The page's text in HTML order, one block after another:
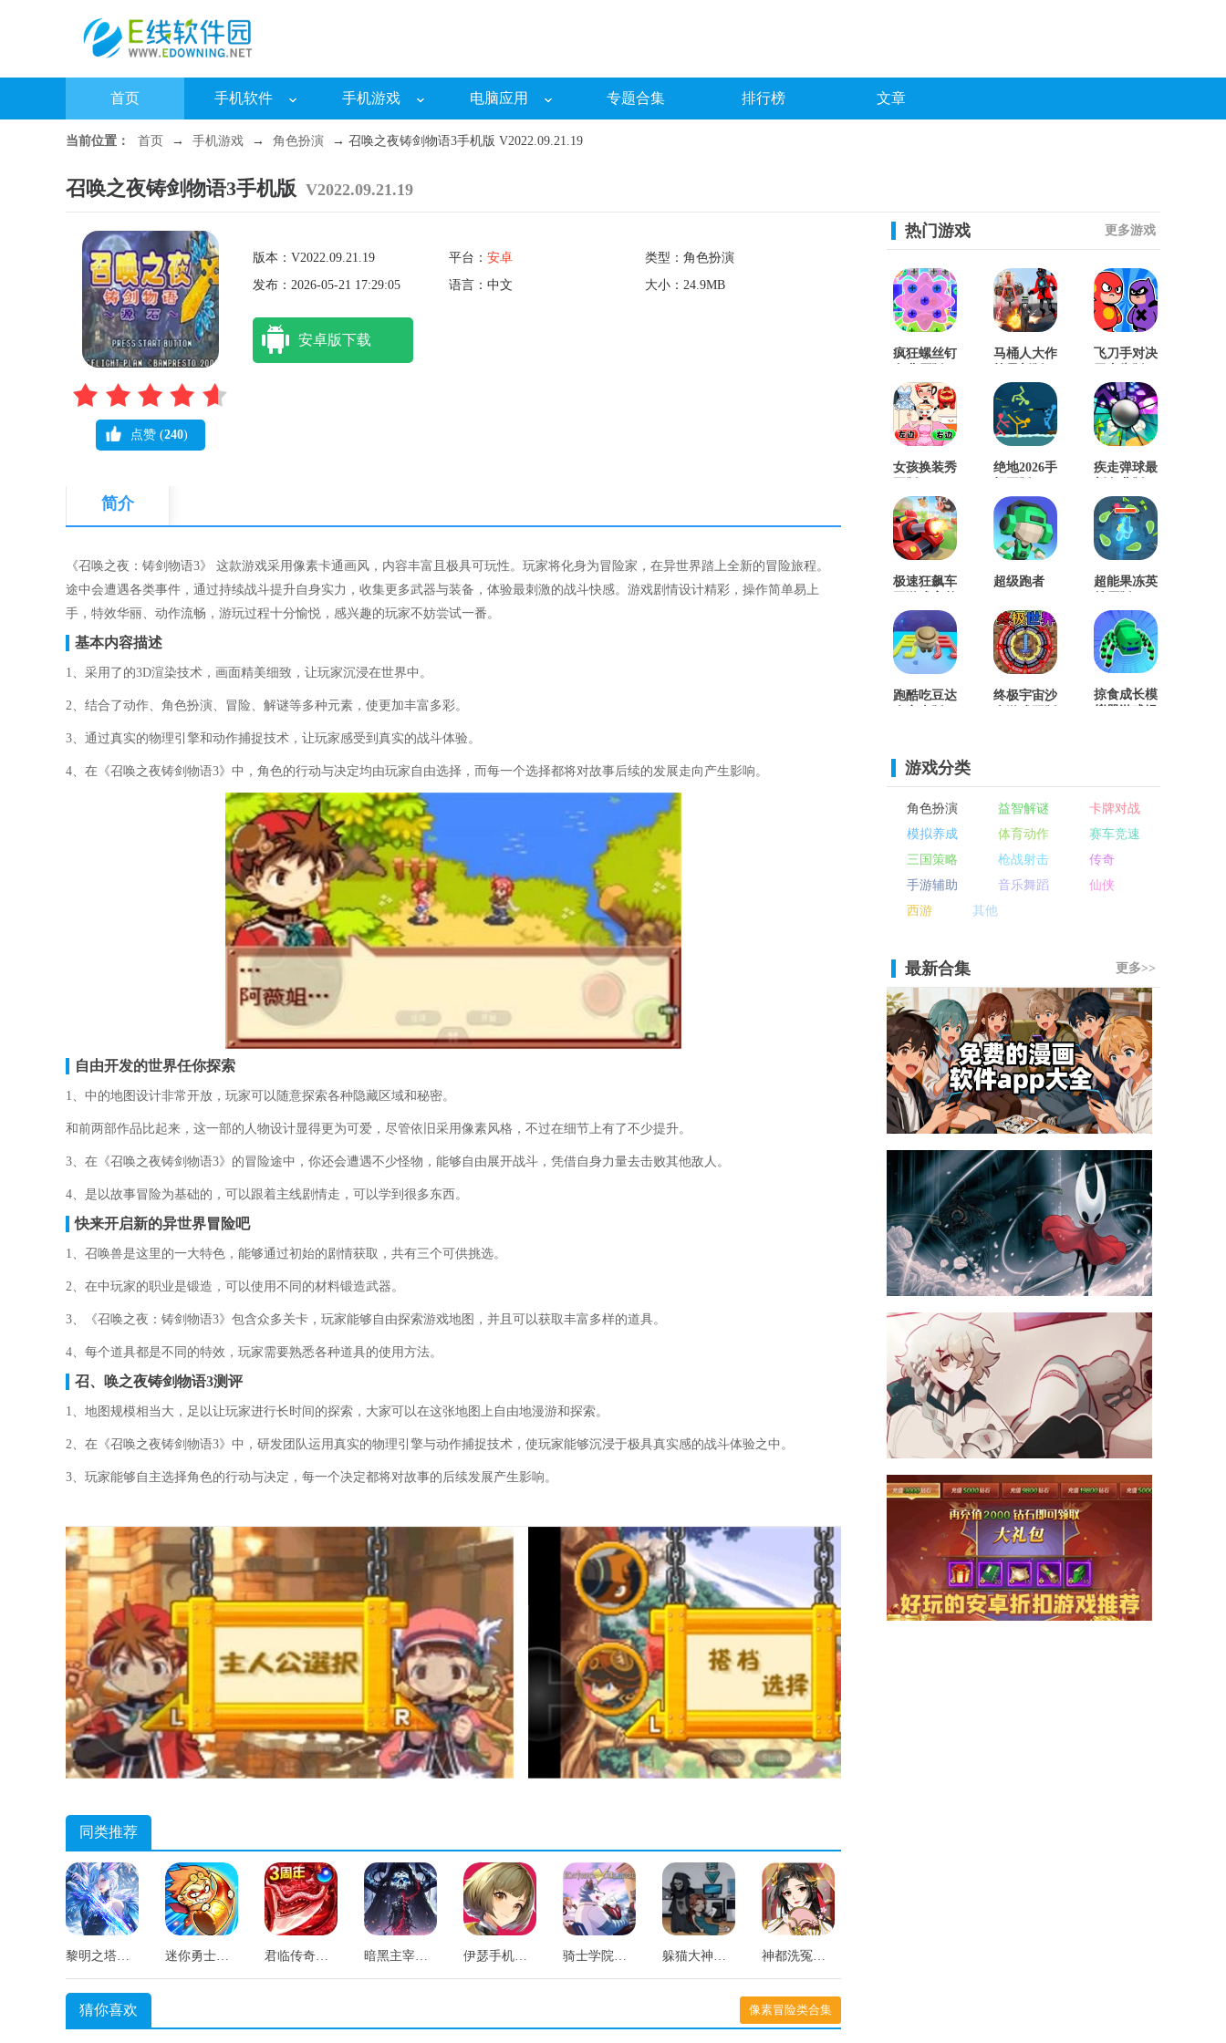
首页 手机软件 手机游戏 电脑应用 专题合集 排行榜 文章
当前位置： 首页 → 手机游戏 → 角色扮演 → 召唤之夜铸剑物语3手机版 V2022.09.21.19
召唤之夜铸剑物语3手机版 V2022.09.21.19
点赞 (240)
版本：V2022.09.21.19 平台： 安卓
类型：角色扮演
发布：2026-05-21 17:29:05
语言：中文 大小：24.9MB
安卓版下载
简介
《召唤之夜：铸剑物语3》 这款游戏采用像素卡通画风，内容丰富且极具可玩性。玩家将化身为冒险家，在异世界踏上全新的冒险旅程。
途中会遭遇各类事件，通过持续战斗提升自身实力，收集更多武器与装备，体验最刺激的战斗快感。游戏剧情设计精彩，操作简单易上
手，特效华丽、动作流畅，游玩过程十分愉悦，感兴趣的玩家不妨尝试一番。
基本内容描述
1、采用了的3D渲染技术，画面精美细致，让玩家沉浸在世界中。
2、结合了动作、角色扮演、冒险、解谜等多种元素，使更加丰富多彩。
3、通过真实的物理引擎和动作捕捉技术，让玩家感受到真实的战斗体验。
4、在《召唤之夜铸剑物语3》中，角色的行动与决定均由玩家自由选择，而每一个选择都将对故事后续的发展走向产生影响。
自由开发的世界任你探索
1、中的地图设计非常开放，玩家可以随意探索各种隐藏区域和秘密。
和前两部作品比起来，这一部的人物设计显得更为可爱，尽管依旧采用像素风格，不过在细节上有了不少提升。
3、在《召唤之夜铸剑物语3》的冒险途中，你还会遭遇不少怪物，能够自由展开战斗，凭借自身力量去击败其他敌人。
4、是以故事冒险为基础的，可以跟着主线剧情走，可以学到很多东西。
快来开启新的异世界冒险吧
1、召唤兽是这里的一大特色，能够通过初始的剧情获取，共有三个可供挑选。
2、在中玩家的职业是锻造，可以使用不同的材料锻造武器。
3、《召唤之夜：铸剑物语3》包含众多关卡，玩家能够自由探索游戏地图，并且可以获取丰富多样的道具。
4、每个道具都是不同的特效，玩家需要熟悉各种道具的使用方法。
召、唤之夜铸剑物语3测评
1、地图规模相当大，足以让玩家进行长时间的探索，大家可以在这张地图上自由地漫游和探索。
2、在《召唤之夜铸剑物语3》中，研发团队运用真实的物理引擎与动作捕捉技术，使玩家能够沉浸于极具真实感的战斗体验之中。
3、玩家能够自主选择角色的行动与决定，每一个决定都将对故事的后续发展产生影响。
同类推荐
猜你喜欢 像素冒险类合集
热门游戏 更多游戏
疯狂螺丝钉
马桶人大作
飞刀手对决
女孩换装秀
绝地2026手
疾走弹球最
极速狂飙车
版
超级跑者
手机免费版
超能果冻英
跑酷吃豆达
终极宇宙沙
掠食成长模
游戏分类
角色扮演 益智解谜
卡牌对战
模拟养成
体育动作
赛车竞速
三国策略
枪战射击
传奇
手游辅助
音乐舞蹈
仙侠
西游
其他
最新合集 更多>>